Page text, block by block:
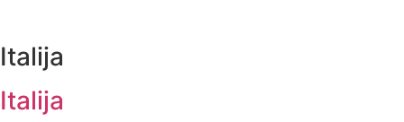
Italija
Italija